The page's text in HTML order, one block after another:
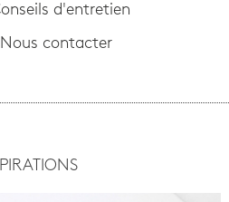
d'entretien
contacter